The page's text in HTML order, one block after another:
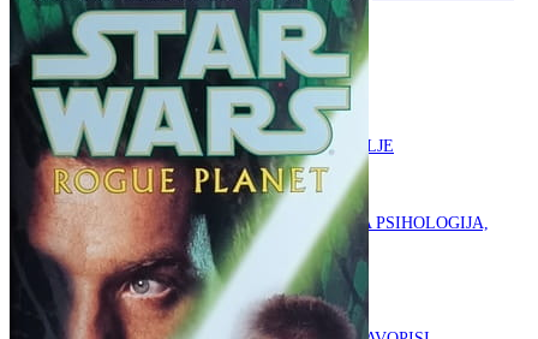
FOTOGRAFIJA
GLAZBENA UMJETNOST
KAZALIŠTE, FILM
OD KNJIŽEVNOST
DO RELIGIJA
KNJIŽEVNOST
LIKOVNA UMJETNOST
LJEKOVITO BILJE I ZDRAVLJE
MITOLOGIJA
POVIJEST I PUBLICISTIKA
PRIRODNE ZNANOSTI
PSIHOLOGIJA, POPULARNA PSIHOLOGIJA,
ALTERNATIVA
RAZNO
RELIGIJA
OD RJEČNIKA
DO ZEMLJOVIDA